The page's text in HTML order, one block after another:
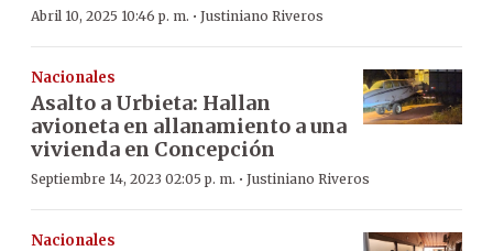
Abril 10, 2025 10:46 p. m. · Justiniano Riveros
Nacionales
Asalto a Urbieta: Hallan
avioneta en allanamiento a una
vivienda en Concepción
Septiembre 14, 2023 02:05 p. m. · Justiniano Riveros
Nacionales